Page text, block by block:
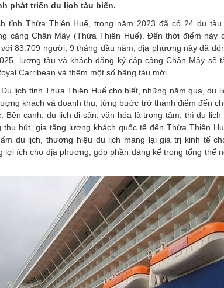
phát triển du lịch tàu biển.
tỉnh Thừa Thiên Huế, trong năm 2023 đã có 24 du tàu
cảng Chân Mây (Thừa Thiên Huế). Đến thời điểm này
83.709 người; 9 tháng đầu năm, địa phương này đã
lượng tàu và khách đăng ký cập cảng Chân Mây sẽ
Carribean và thêm một số hãng tàu mới.
lịch tỉnh Thừa Thiên Huế cho biết, những năm qua, du
khách và doanh thu, từng bước trở thành điểm đến
Bên cạnh, du lịch di sản, văn hóa là trọng tâm, thì du lịch
hút, gia tăng lượng khách quốc tế đến Thừa Thiên
du lịch, thương hiệu du lịch mang lại giá trị kinh tế
lợi ích cho địa phương, góp phần đáng kể trong tổng thể